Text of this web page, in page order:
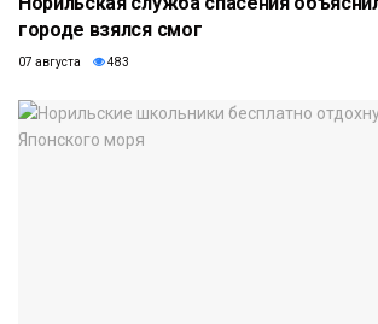
городе взялся смог
07 августа 483